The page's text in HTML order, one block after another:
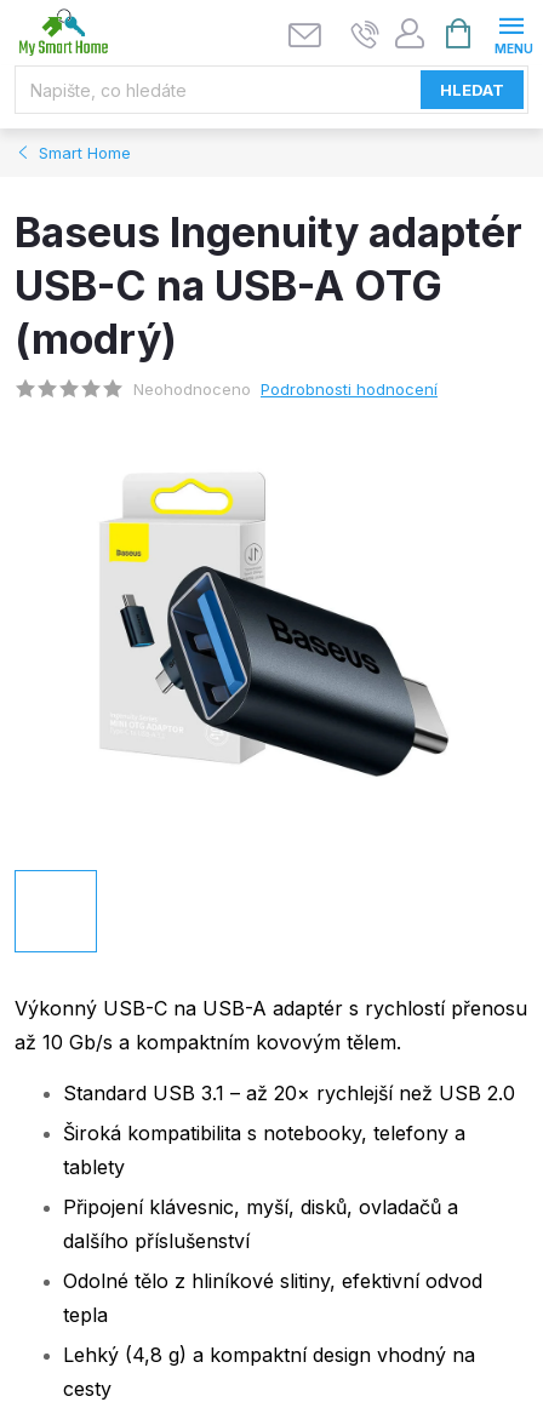
HLEDAT
NÁKUPNÍ
KOŠÍK
Smart Home
Baseus Ingenuity adaptér
USB-C na USB-A OTG
(modrý)
Neohodnoceno Podrobnosti hodnocení
Výkonný USB-C na USB-A adaptér s rychlostí přenosu
až 10 Gb/s a kompaktním kovovým tělem.
Standard USB 3.1 – až 20× rychlejší než USB 2.0
Široká kompatibilita s notebooky, telefony a
tablety
Připojení klávesnic, myší, disků, ovladačů a
dalšího příslušenství
Odolné tělo z hliníkové slitiny, efektivní odvod
tepla
Lehký (4,8 g) a kompaktní design vhodný na
cesty